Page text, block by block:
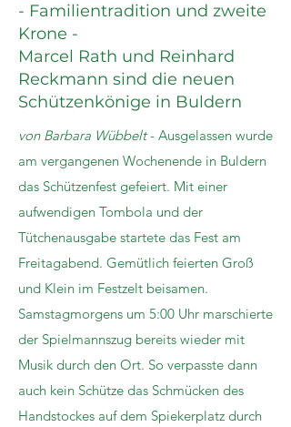
- Familientradition und zweite
Krone -
Marcel Rath und Reinhard
Reckmann sind die neuen
Schützenkönige in Buldern
von Barbara Wübbelt- Ausgelassen wurde
am vergangenen Wochenende in Buldern
das Schützenfest gefeiert. Mit einer
aufwendigen Tombola und der
Tütchenausgabe startete das Fest am
Freitagabend. Gemütlich feierten Groß
und Klein im Festzelt beisamen.
Samstagmorgens um 5:00 Uhr marschierte
der Spielmannszug bereits wieder mit
Musik durch den Ort. So verpasste dann
auch kein Schütze das Schmücken des
Handstockes auf dem Spiekerplatz durch